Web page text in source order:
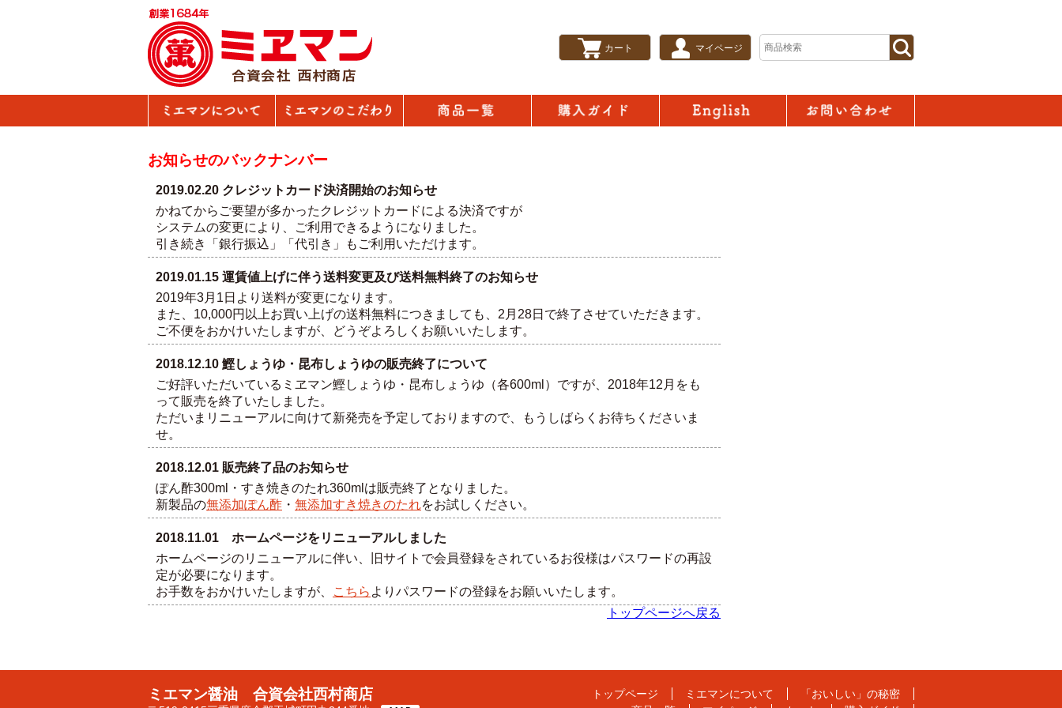
カート マイページ
お知らせのバックナンバー
2019.02.20 クレジットカード決済開始のお知らせ
かねてからご要望が多かったクレジットカードによる決済ですが
システムの変更により、ご利用できるようになりました。
引き続き「銀行振込」「代引き」もご利用いただけます。
2019.01.15 運賃値上げに伴う送料変更及び送料無料終了のお知らせ
2019年3月1日より送料が変更になります。
また、10,000円以上お買い上げの送料無料につきましても、2月28日で終了させていただきます。
ご不便をおかけいたしますが、どうぞよろしくお願いいたします。
2018.12.10 鰹しょうゆ・昆布しょうゆの販売終了について
ご好評いただいているミヱマン鰹しょうゆ・昆布しょうゆ（各600ml）ですが、2018年12月をも
って販売を終了いたしました。
ただいまリニューアルに向けて新発売を予定しておりますので、もうしばらくお待ちくださいま
せ。
2018.12.01 販売終了品のお知らせ
ぽん酢300ml・すき焼きのたれ360mlは販売終了となりました。
新製品の無添加ぽん酢 ・ 無添加すき焼きのたれをお試しください。
2018.11.01 ホームページをリニューアルしました
ホームページのリニューアルに伴い、旧サイトで会員登録をされているお役様はパスワードの再設
定が必要になります。
お手数をおかけいたしますが、
こちら よりパスワードの登録をお願いいたします。
トップページへ戻る
ミエマン醤油 合資会社西村商店 トップページ ミエマンについて
「おいしい」の秘密